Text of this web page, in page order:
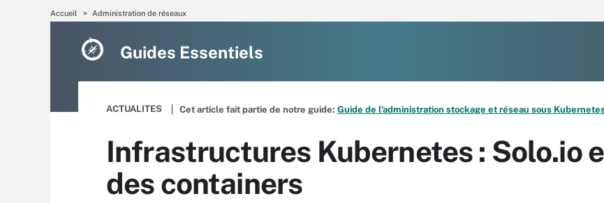
Accueil Administration de réseaux
Guides Essentiels
ACTUALITES Cet article fait partie de notre guide: Guide de l’administration stockage et réseau sous
Infrastructures Kubernetes : Solo.io
des containers